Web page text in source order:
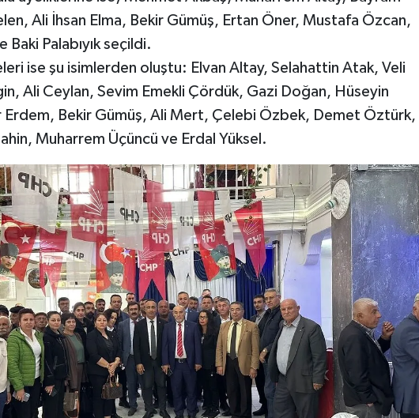
Ali İhsan Elma, Bekir Gümüş, Ertan Öner, Mustafa Özcan,
Palabıyık seçildi.
ise şu isimlerden oluştu: Elvan Altay, Selahattin Atak, Veli
Ali Ceylan, Sevim Emekli Çördük, Gazi Doğan, Hüseyin
Erdem, Bekir Gümüş, Ali Mert, Çelebi Özbek, Demet Öztürk,
Muharrem Üçüncü ve Erdal Yüksel.